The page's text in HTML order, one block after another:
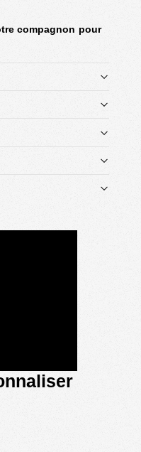
compagnon pour